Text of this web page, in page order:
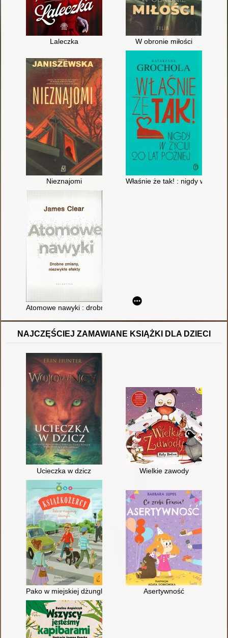
Laleczka W obronie miłości
Nieznajomi Właśnie że tak! : nigdy w
Atomowe nawyki : drobne zmiany, niezwykłe efekty
NAJCZĘŚCIEJ ZAMAWIANE KSIĄŻKI DLA DZIECI
Ucieczka w dzicz Wielkie zawody
Pako w miejskiej dżungli Asertywność